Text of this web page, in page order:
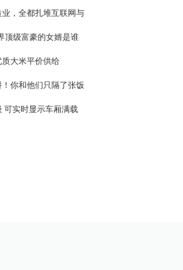
，全都扎堆互联网与
顶级富豪的女婿是谁
大米平价供给
你和他们只隔了张饭
可实时显示车厢满载